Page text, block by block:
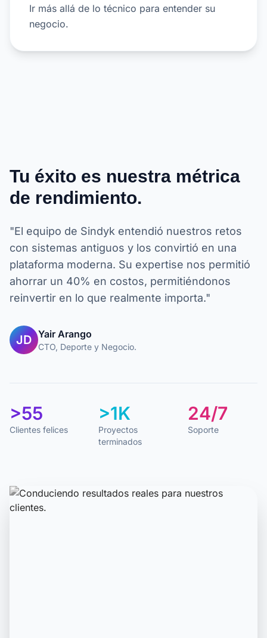
Ir más allá de lo técnico para entender su
negocio.
Tu éxito es nuestra métrica
de rendimiento.
"El equipo de Sindyk entendió nuestros retos
con sistemas antiguos y los convirtió en una
plataforma moderna. Su expertise nos permitió
ahorrar un 40% en costos, permitiéndonos
reinvertir en lo que realmente importa."
JD Yair Arango
CTO, Deporte y Negocio.
>55
Clientes felices
>1K
Proyectos
terminados
24/7
Soporte